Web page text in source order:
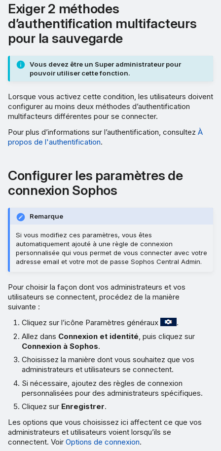
Exiger 2 méthodes
d’authentification multifacteurs
pour la sauvegarde
Vous devez être un Super administrateur pour
pouvoir utiliser cette fonction.
Lorsque vous activez cette condition, les utilisateurs doivent
configurer au moins deux méthodes d’authentification
multifacteurs différentes pour se connecter.
Pour plus d’informations sur l’authentification, consultez À
propos de l'authentification.
Configurer les paramètres de
connexion Sophos
Remarque
Si vous modifiez ces paramètres, vous êtes
automatiquement ajouté à une règle de connexion
personnalisée qui vous permet de vous connecter avec votre
adresse email et votre mot de passe Sophos Central Admin.
Pour choisir la façon dont vos administrateurs et vos
utilisateurs se connectent, procédez de la manière
suivante :
Cliquez sur l’icône Paramètres généraux
.
Allez dans Connexion et identité , puis cliquez sur
Connexion à Sophos.
Choisissez la manière dont vous souhaitez que vos
administrateurs et utilisateurs se connectent.
Si nécessaire, ajoutez des règles de connexion
personnalisées pour des administrateurs spécifiques.
Cliquez sur Enregistrer.
Les options que vous choisissez ici affectent ce que vos
administrateurs et utilisateurs voient lorsqu’ils se
connectent. Voir Options de connexion.